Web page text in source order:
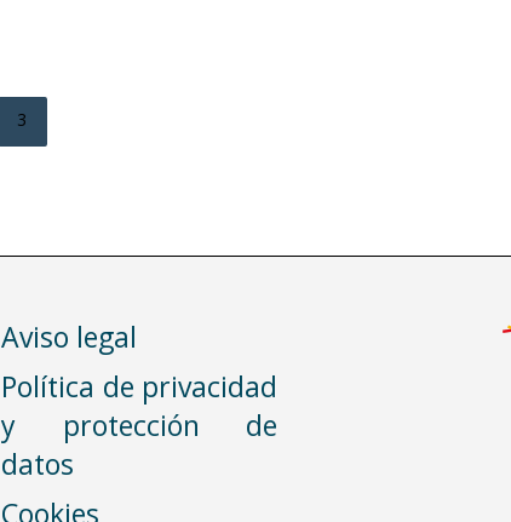
3
Aviso legal
Política de privacidad
y protección de
datos
Cookies